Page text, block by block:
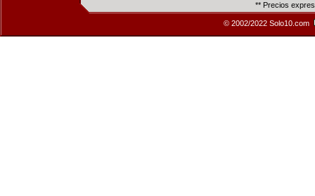
** Precios
© 2002/2022 Solo10.com